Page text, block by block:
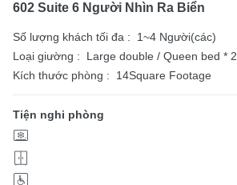
602 Suite 6 Người Nhìn Ra Biển
Số lượng khách tối đa :
1~4 Người(các)
Loại giường :
Large double / Queen bed * 2
Kích thước phòng :
14Square Footage
Tiện nghi phòng